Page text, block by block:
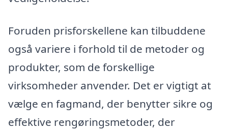
Foruden prisforskellene kan tilbuddene
også variere i forhold til de metoder og
produkter, som de forskellige
virksomheder anvender. Det er vigtigt at
vælge en fagmand, der benytter sikre og
effektive rengøringsmetoder, der